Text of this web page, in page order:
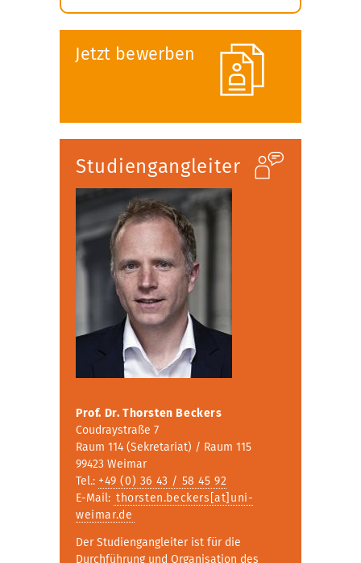
öffnen
Jetzt bewerben
Studiengangleiter
Prof. Dr. Thorsten Beckers
Coudraystraße 7
Raum 114 (Sekretariat) / Raum 115
99423 Weimar
Tel.: +49 (0) 36 43 / 58 45 92
E-Mail: thorsten.beckers[at]uni-
weimar.de
Der Studiengangleiter ist für die
Durchführung und Organisation des